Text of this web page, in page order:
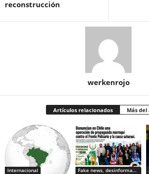
reconstrucción
werkenrojo
Artículos relacionados Más
Internacional Fake news, desinformacion